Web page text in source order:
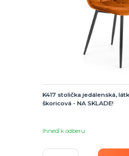
K417 stolička jedálenská,
škoricová - NA SKLADE!
Ihneď k odberu